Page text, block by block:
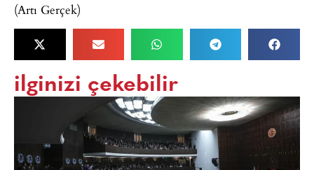
(Artı Gerçek)
ilginizi çekebilir